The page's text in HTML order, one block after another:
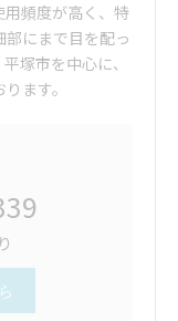
頻度が高く、特
にまで目を配っ
塚市を中心に、
ます。